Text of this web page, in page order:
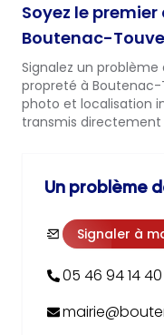
Soyez le
Boutenac-
Signalez un
propreté à Boutenac-
photo et localisation
transmis directement
Un problème
Signaler à
05 46 94 14 40